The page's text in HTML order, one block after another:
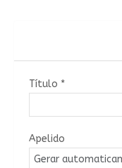
Título *
Apelido